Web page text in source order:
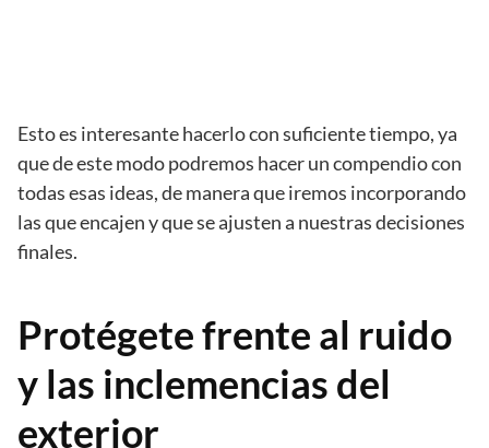
Esto es interesante hacerlo con suficiente tiempo, ya
que de este modo podremos hacer un compendio con
todas esas ideas, de manera que iremos incorporando
las que encajen y que se ajusten a nuestras decisiones
finales.
Protégete frente al ruido
y las inclemencias del
exterior